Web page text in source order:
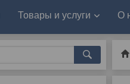
Товары и услуги О